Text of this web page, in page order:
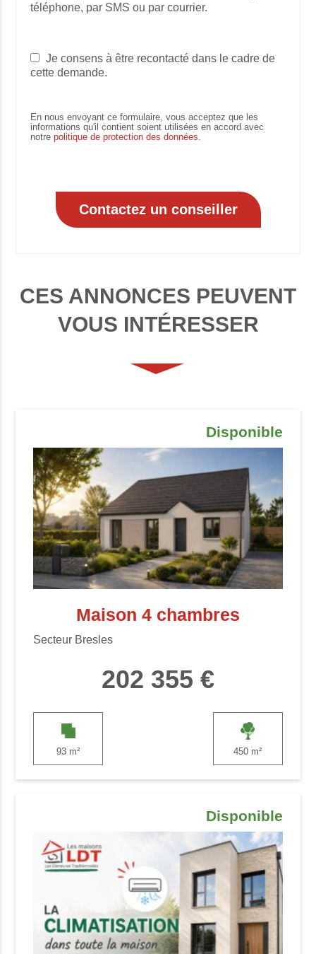
téléphone, par SMS ou par courrier.
Je consens à être recontacté dans le cadre de
cette demande.
En nous envoyant ce formulaire, vous acceptez que les
informations qu'il contient soient utilisées en accord avec
notrepolitique de protection des données
CES ANNONCES PEUVENT
VOUS INTÉRESSER
Disponible
Maison 4 chambres
Secteur Bresles
202 355 €
93 m² 450 m²
Disponible